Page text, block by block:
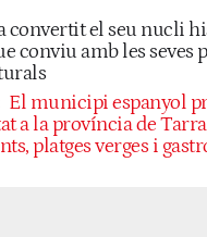
convertit el seu nucli
conviu amb les seves
El municipi espanyol
a la província de
platges verges i